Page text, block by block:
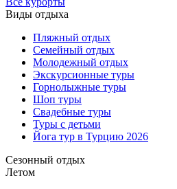
Виды отдыха
Пляжный отдых
Семейный отдых
Молодежный отдых
Экскурсионные туры
Горнолыжные туры
Шоп туры
Свадебные туры
Туры с детьми
Йога тур в Турцию 2026
Сезонный отдых
Летом